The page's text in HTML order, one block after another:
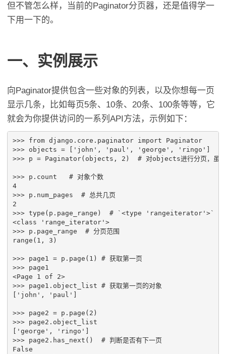
但不管怎么样，当前的Paginator分页器，还是值得学一
下用一下的。
一、实例展示
向Paginator提供包含一些对象的列表，以及你想每一页
显示几条，比如每页5条、10条、20条、100条等等，它
就会为你提供访问的一系列API方法，示例如下：
>>> from django.core.paginator import
Paginator
>>>
objects = 'john' , 'paul' , 'george' , 'ringo'
>>>
p = Paginator( objects , 2 ) # 对objects进行分页，虽然
>>> p . count
# 对象个数
4
>>>
p . num_pages
# 总共几页
2
>>> type ( p . page_range )
# `<type 'rangeiterator'>` in
<class ' range_iterator'>
>>>
p . page_range
# 分页范围
range ( 1 , 3 )
>>> page1 = p . page ( 1 )
# 获取第一页
>>>
page1
<Page 1 of 2>
>>>
page1 . object_list # 获取第一页的对象
'john' , 'paul'
>>> page2 = p . page ( 2 )
>>>
page2 . object_list
'george' , 'ringo'
>>>
page2 . has_next ()
# 判断是否有下一页
False